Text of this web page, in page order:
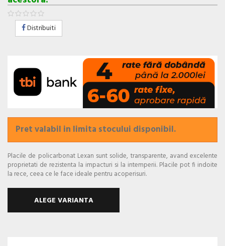
Distribuiti
Pret valabil in limita stocului disponibil.
Placile de policarbonat Lexan sunt solide, transparente, avand excelente
proprietati de rezistenta la impacturi si la intemperii. Placile pot fi indoite
la rece, ceea ce le face ideale pentru acoperisuri.
ALEGE VARIANTA